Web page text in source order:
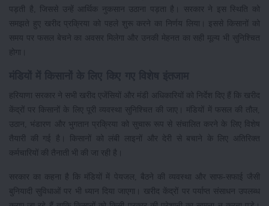
पड़ती है, जिससे उन्हें आर्थिक नुकसान उठाना पड़ता है। सरकार ने इस स्थिति को
समझते हुए खरीद प्रक्रिया को पहले शुरू करने का निर्णय लिया। इससे किसानों को
समय पर फसल बेचने का अवसर मिलेगा और उनकी मेहनत का सही मूल्य भी सुनिश्चित
होगा।
हरियाणा सरकार ने सभी खरीद एजेंसियों और मंडी अधिकारियों को निर्देश दिए हैं कि खरीद
केंद्रों पर किसानों के लिए पूरी व्यवस्था सुनिश्चित की जाए। मंडियों में फसल की तौल,
उठान, भंडारण और भुगतान प्रक्रिया को सुचारू रूप से संचालित करने के लिए विशेष
तैयारी की गई है। किसानों को लंबी लाइनों और देरी से बचाने के लिए अतिरिक्त
कर्मचारियों की तैनाती भी की जा रही है।
सरकार का कहना है कि मंडियों में पेयजल, बैठने की व्यवस्था और साफ-सफाई जैसी
बुनियादी सुविधाओं पर भी ध्यान दिया जाएगा। खरीद केंद्रों पर पर्याप्त संसाधन उपलब्ध